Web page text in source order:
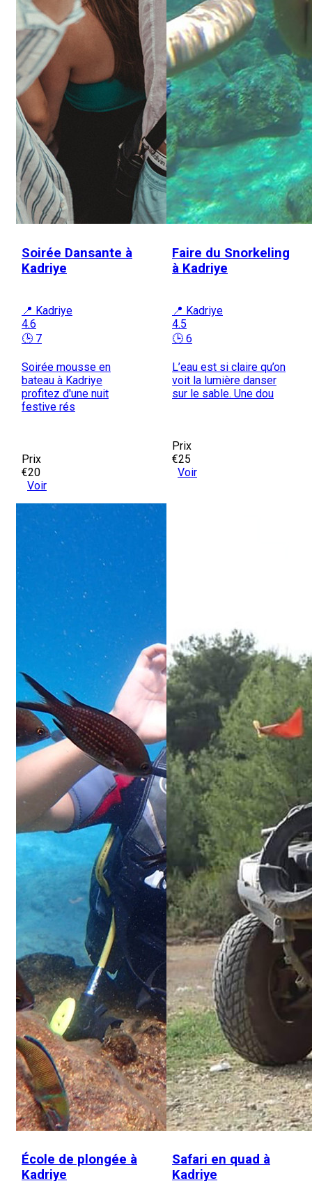
Soirée Dansante à
Kadriye
📍 Kadriye
4.6
🕒 7
Soirée mousse en
bateau à Kadriye
profitez d'une nuit
festive rés
Prix
€20
Voir
Faire du Snorkeling
à Kadriye
📍 Kadriye
4.5
🕒 6
L’eau est si claire qu’on
voit la lumière danser
sur le sable. Une dou
Prix
€25
Voir
École de plongée à
Kadriye
Safari en quad à
Kadriye